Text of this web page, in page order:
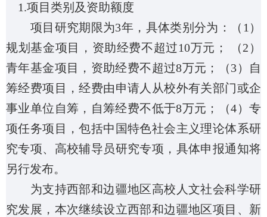
1.项目类别及资助额度
项目研究期限为3年，具体类别分为：（ 1）
规划基金项目，资助经费不超过10万元； （2 ）
青年基金项目，资助经费不超过8万元；（3）自
筹经费项目，经费由申请人从校外有关部门或企
事业单位自筹，自筹经费不低于8万元；（4）专
项任务项目，包括中国特色社会主义理论体系研
究专项、高校辅导员研究专项，具体申报通知将
另行发布。
为支持西部和边疆地区高校人文社会科学研
究发展，本次继续设立西部和边疆地区项目、新